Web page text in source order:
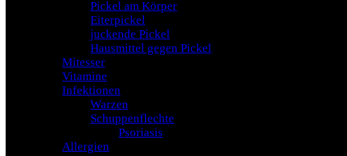
Pickel am Körper
Eiterpickel
juckende Pickel
Hausmittel gegen Pickel
Mitesser
Vitamine
Infektionen
Warzen
Schuppenflechte
Psoriasis
Allergien